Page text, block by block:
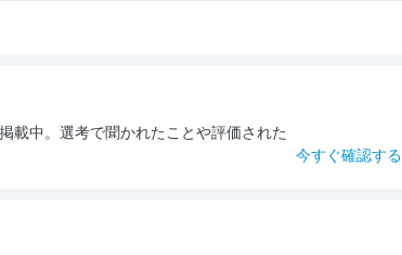
載中。選考で聞かれたことや評価された
今すぐ確認する